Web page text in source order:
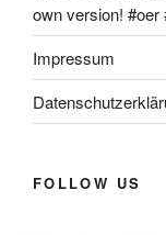
own version! #oer
Impressum
FOLLOW US